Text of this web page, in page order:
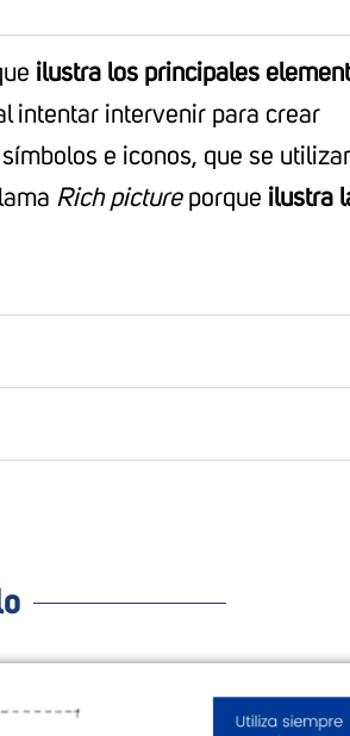
ilustra los principales
intentar intervenir para crear
e iconos, que se
Rich pictureporque ilustra